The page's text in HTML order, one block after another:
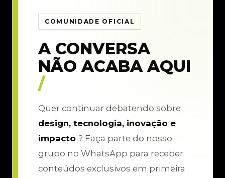
COMUNIDADE OFICIAL
A CONVERSA
NÃO ACABA AQUI
/
Quer continuar debatendo sobre
design, tecnologia, inovação e
impacto ? Faça parte do nosso
grupo no WhatsApp para receber
conteúdos exclusivos em primeira